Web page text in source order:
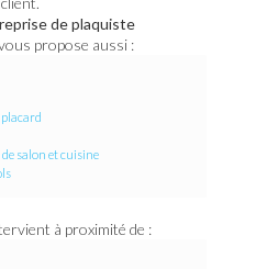
de plaquiste
propose aussi :
placard
salon et cuisine
à proximité de :